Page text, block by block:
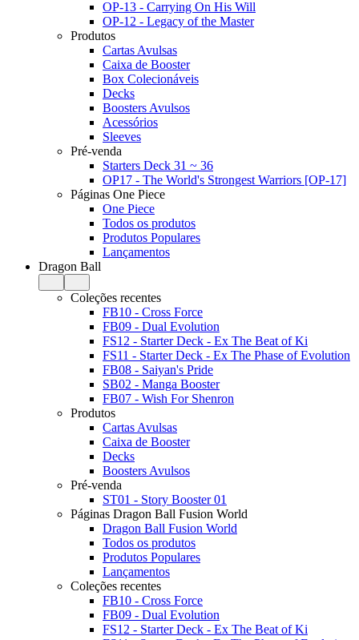
OP-13 - Carrying On His Will
OP-12 - Legacy of the Master
Produtos
Cartas Avulsas
Caixa de Booster
Box Colecionáveis
Decks
Boosters Avulsos
Acessórios
Sleeves
Pré-venda
Starters Deck 31 ~ 36
OP17 - The World's Strongest Warriors [OP-17]
Páginas One Piece
One Piece
Todos os produtos
Produtos Populares
Lançamentos
Dragon Ball
Coleções recentes
FB10 - Cross Force
FB09 - Dual Evolution
FS12 - Starter Deck - Ex The Beat of Ki
FS11 - Starter Deck - Ex The Phase of Evolution
FB08 - Saiyan's Pride
SB02 - Manga Booster
FB07 - Wish For Shenron
Produtos
Cartas Avulsas
Caixa de Booster
Decks
Boosters Avulsos
Pré-venda
ST01 - Story Booster 01
Páginas Dragon Ball Fusion World
Dragon Ball Fusion World
Todos os produtos
Produtos Populares
Lançamentos
Coleções recentes
FB10 - Cross Force
FB09 - Dual Evolution
FS12 - Starter Deck - Ex The Beat of Ki